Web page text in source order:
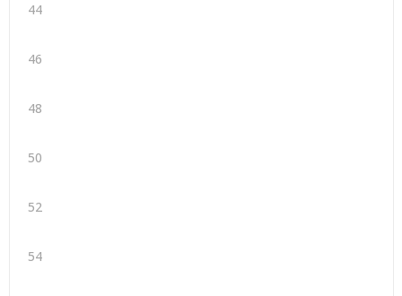
44
46
48
50
52
54